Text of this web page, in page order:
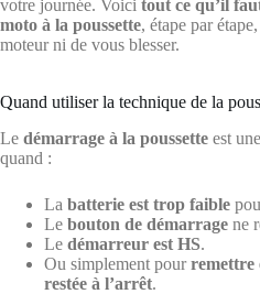
votre journée. Voici tout ce qu’il
moto à la poussette, étape par
moteur ni de vous blesser.
Quand utiliser la technique de la
Le démarrage à la poussette est
quand :
La batterie est trop faible
Le bouton de démarrage ne
Le démarreur est HS.
Ou simplement pourremettre
restée à l’arrêt.